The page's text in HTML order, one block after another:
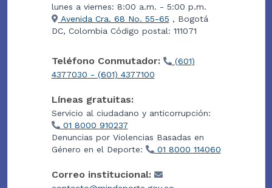
lunes a viernes: 8:00 a.m. - 5:00 p.m.
Avenida Cra. 68 No. 55-65 , Bogotá
DC, Colombia Código postal: 111071
Teléfono Conmutador:
(601)
4377030 - (601) 4377100
Líneas gratuitas:
Servicio al ciudadano y anticorrupción:
01 8000 910237
Denuncias por Violencias Basadas en
Género en el Deporte:
01 8000 114060
Correo institucional: